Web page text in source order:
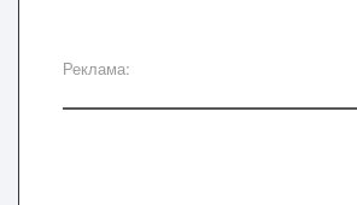
Реклама: